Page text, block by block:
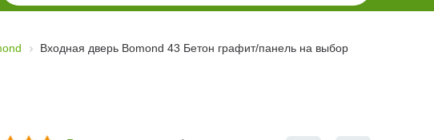
Входная дверь Bomond 43 Бетон графит/панель на выбор